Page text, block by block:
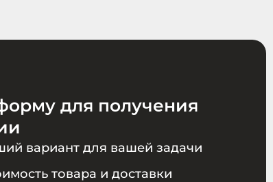
для получения
вариант для вашей задачи
товара и доставки